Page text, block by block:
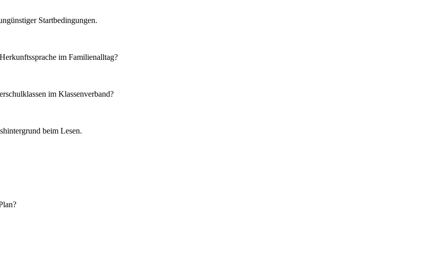
Startbedingungen.
im Familienalltag?
im Klassenverband?
beim Lesen.